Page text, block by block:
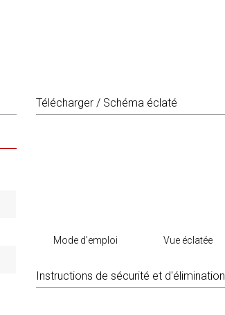
Télécharger / Schéma éclaté
Mode d'emploi Vue éclatée
Instructions de sécurité et d'élimination